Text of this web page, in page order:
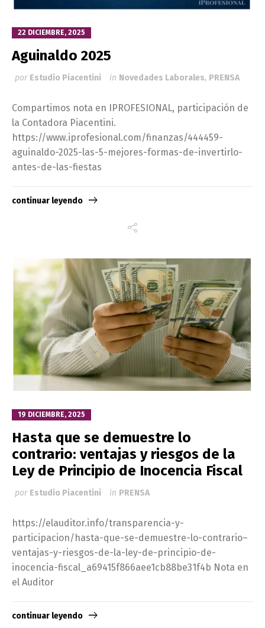
22 DICIEMBRE, 2025
Aguinaldo 2025
por Estudio Piacentini in Novedades Laborales, PRENSA
Compartimos nota en IPROFESIONAL, participación de
la Contadora Piacentini.
https://www.iprofesional.com/finanzas/444459-
aguinaldo-2025-las-5-mejores-formas-de-invertirlo-
antes-de-las-fiestas
continuar leyendo
19 DICIEMBRE, 2025
Hasta que se demuestre lo
contrario: ventajas y riesgos de la
Ley de Principio de Inocencia Fiscal
por Estudio Piacentini in PRENSA
https://elauditor.info/transparencia-y-
participacion/hasta-que-se-demuestre-lo-contrario–
ventajas-y-riesgos-de-la-ley-de-principio-de-
inocencia-fiscal_a69415f866aee1cb88be31f4b Nota en
el Auditor
continuar leyendo